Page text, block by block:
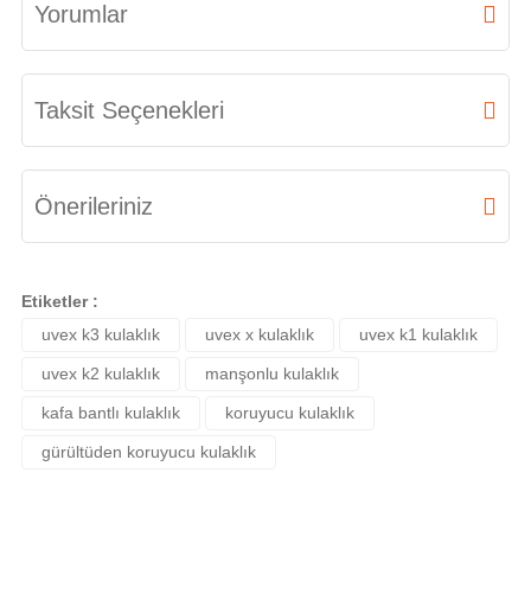
Yorumlar
Bu ürüne ilk yorumu siz yapın!
Taksit Seçenekleri
Önerileriniz
Görüş ve önerileriniz için teşekkür ederiz.
Ürün resmi kalitesiz, bozuk veya görüntülenemiyor.
Ürün açıklamasında eksik bilgiler bulunuyor.
Etiketler :
uvex k3 kulaklık
uvex x kulaklık uvex k1 kulaklık
uvex k2 kulaklık manşonlu kulaklık
kafa bantlı kulaklık koruyucu kulaklık
gürültüden koruyucu kulaklık